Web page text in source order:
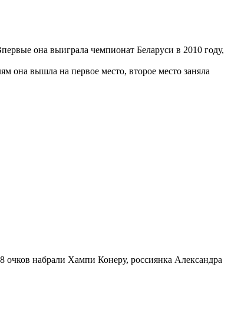
она выиграла чемпионат Беларуси в 2010 году,
она вышла на первое место, второе место заняла
набрали Хампи Конеру, россиянка Александра